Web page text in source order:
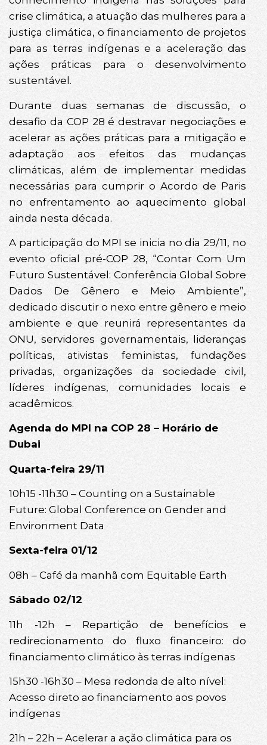
crise climática, a atuação das mulheres para a
justiça climática, o financiamento de projetos
para as terras indígenas e a aceleração das
ações práticas para o desenvolvimento
sustentável.
Durante duas semanas de discussão, o
desafio da COP 28 é destravar negociações e
acelerar as ações práticas para a mitigação e
adaptação aos efeitos das mudanças
climáticas, além de implementar medidas
necessárias para cumprir o Acordo de Paris
no enfrentamento ao aquecimento global
ainda nesta década.
A participação do MPI se inicia no dia 29/11, no
evento oficial pré-COP 28, “Contar Com Um
Futuro Sustentável: Conferência Global Sobre
Dados De Gênero e Meio Ambiente”,
dedicado discutir o nexo entre gênero e meio
ambiente e que reunirá representantes da
ONU, servidores governamentais, lideranças
políticas, ativistas feministas, fundações
privadas, organizações da sociedade civil,
líderes indígenas, comunidades locais e
acadêmicos.
Agenda do MPI na COP 28 – Horário de
Dubai
Quarta-feira 29/11
10h15 -11h30 – Counting on a Sustainable
Future: Global Conference on Gender and
Environment Data
Sexta-feira 01/12
08h – Café da manhã com Equitable Earth
Sábado 02/12
11h -12h – Repartição de benefícios e
redirecionamento do fluxo financeiro: do
financiamento climático às terras indígenas
15h30 -16h30 – Mesa redonda de alto nível:
Acesso direto ao financiamento aos povos
indígenas
21h – 22h – Acelerar a ação climática para os